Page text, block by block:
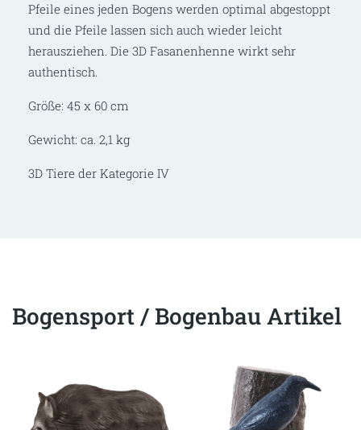
Pfeile eines jeden Bogens werden optimal abgestoppt
und die Pfeile lassen sich auch wieder leicht
herausziehen. Die 3D Fasanenhenne wirkt sehr
authentisch.
Größe: 45 x 60 cm
Gewicht: ca. 2,1 kg
3D Tiere der Kategorie IV
Bogensport / Bogenbau Artikel